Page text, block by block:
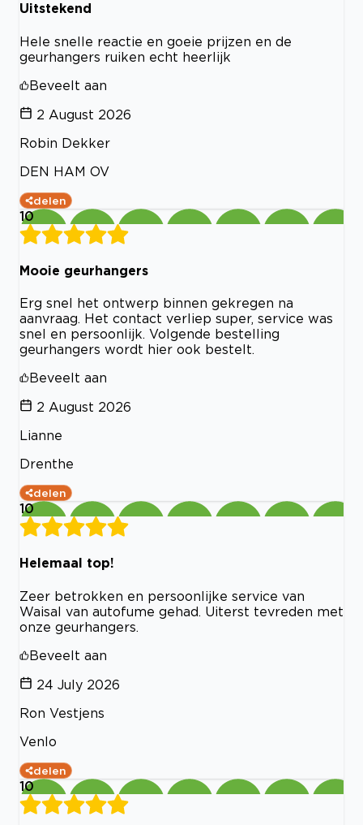
Uitstekend
Hele snelle reactie en goeie prijzen en de
geurhangers ruiken echt heerlijk
Beveelt aan
2 August 2026
Robin Dekker
DEN HAM OV
delen
10
Mooie geurhangers
Erg snel het ontwerp binnen gekregen na
aanvraag. Het contact verliep super, service was
snel en persoonlijk. Volgende bestelling
geurhangers wordt hier ook bestelt.
Beveelt aan
2 August 2026
Lianne
Drenthe
delen
10
Helemaal top!
Zeer betrokken en persoonlijke service van
Waisal van autofume gehad. Uiterst tevreden met
onze geurhangers.
Beveelt aan
24 July 2026
Ron Vestjens
Venlo
delen
10